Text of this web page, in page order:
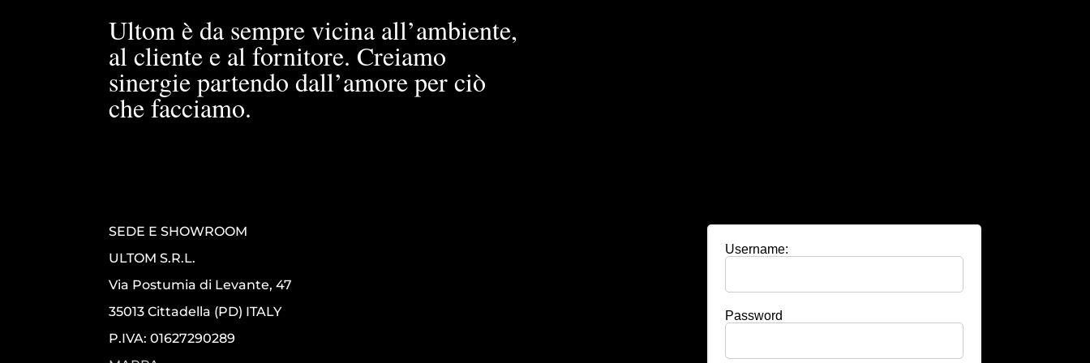
Ultom è da sempre vicina all’ambiente,
al cliente e al fornitore. Creiamo
sinergie partendo dall’amore per ciò
che facciamo.
SEDE E SHOWROOM
ULTOM S.R.L.
Via Postumia di Levante, 47
35013 Cittadella (PD) ITALY
P.IVA: 01627290289
Username:
Password